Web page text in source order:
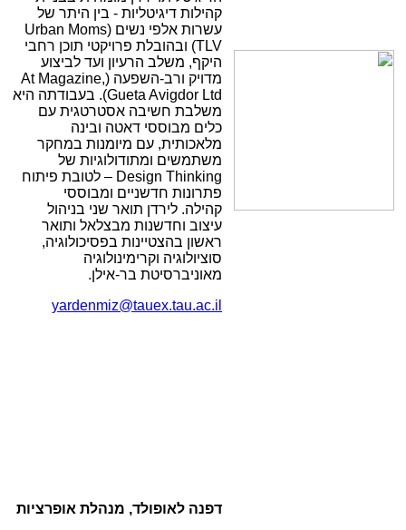
קהילות דיגיטליות - בין היתר של
עשרות אלפי נשים (Urban Moms
TLV) ובהובלת פרויקטי תוכן רחבי
היקף, משלב הרעיון ועד לביצוע
מדויק ורב-השפעה (At Magazine,
Gueta Avigdor Ltd).
בעבודתה היא
משלבת חשיבה אסטרטגית עם
כלים מבוססי דאטה ובינה
מלאכותית, עם מיומנות במחקר
משתמשים ומתודולוגיות של
Design Thinking – לטובת פיתוח
פתרונות חדשניים ומבוססי
קהילה. לירדן תואר שני בניהול
עיצוב וחדשנות מבצלאל ותואר
ראשון בהצטיינות בפסיכולוגיה,
סוציולוגיה וקרימינולוגיה
מאוניברסיטת בר-אילן.
yardenmiz@tauex.tau.ac.il
דפנה לאופולד, מנהלת אופרציות